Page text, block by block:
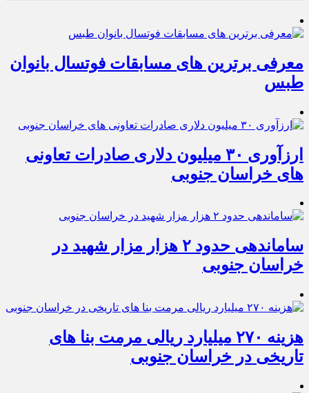
معرفی برترین های مسابقات فوتسال بانوان
طبس
ارزآوری ۳۰ میلیون دلاری صادرات تعاونی
های خراسان جنوبی
ساماندهی حدود ۲ هزار مزار شهید در
خراسان جنوبی
هزینه ۲۷۰ میلیارد ریالی مرمت بنا های
تاریخی در خراسان جنوبی